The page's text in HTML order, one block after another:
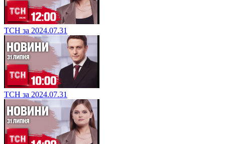
ТСН за 2024.07.31
ТСН за 2024.07.31